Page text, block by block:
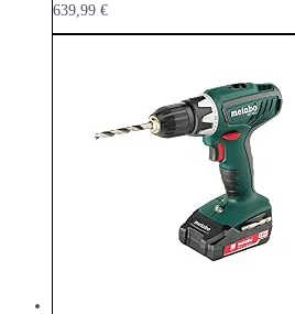
639,99€